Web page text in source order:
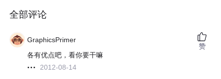
全部评论
GraphicsPrimer
各有优点吧，看你要干嘛
2012-08-14
赞